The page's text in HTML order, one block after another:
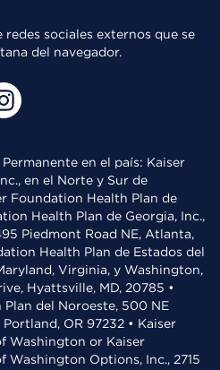
redes sociales externos que se
del navegador.
en el país: Kaiser
en el Norte y Sur de
Foundation Health Plan de
Health Plan de Georgia, Inc.,
Piedmont Road NE, Atlanta,
Health Plan de Estados del
Virginia, y Washington,
Hyattsville, MD, 20785 •
del Noroeste, 500 NE
OR 97232 • Kaiser
Washington or Kaiser
Washington Options, Inc., 2715